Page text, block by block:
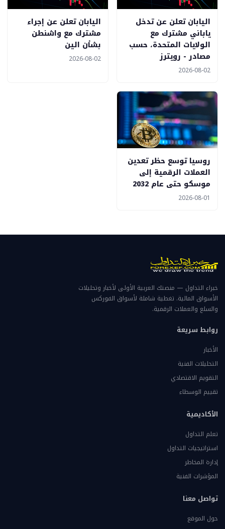
اليابان تعلن عن تدخل
ياباني مشترك مع
الولايات المتحدة، حسب
مصادر - رويترز
2026-08-02
اليابان تعلن عن إجراء
مشترك مع واشنطن
بشأن الين
2026-08-02
روسيا توسع حظر تعدين
العملات الرقمية إلى
موسكو حتى عام 2032
2026-08-01
خبراء التداول — منصتك العربية الأولى لأخبار وتحليلات
الأسواق المالية. تغطية شاملة لأسواق الفوركس
والسلع والعملات الرقمية.
روابط سريعة
الأخبار
التحليلات الفنية
التقويم الاقتصادي
تقييم الوسطاء
الأكاديمية
تعلم التداول
استراتيجيات التداول
إدارة المخاطر
المؤشرات الفنية
تواصل معنا
حول الموقع